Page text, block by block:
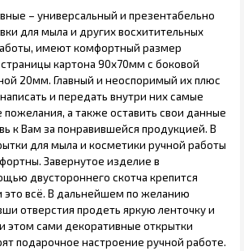
– универсальный и презентабельно
для мыла и других восхитительных
имеют комфортный размер
картона 90х70мм с боковой
20мм. Главный и неоспоримый их плюс
и передать внутри них самые
а также оставить свои данные
к Вам за понравившейся продукцией. В
для мыла и косметики ручной работы
Завернутое изделие в
двустороннего скотча крепится
это всё. В дальнейшем по желанию
отверстия продеть яркую ленточку и
этом сами декоративные открытки
подарочное настроение ручной работе.